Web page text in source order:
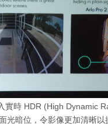
實時 HDR (High Dynamic
光暗位，令影像更加清晰以